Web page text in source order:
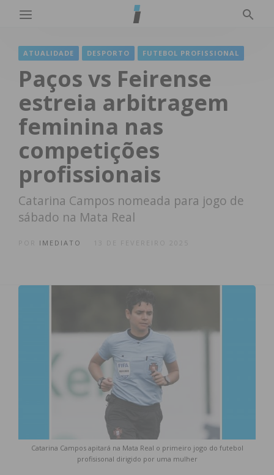
ATUALIDADE DESPORTO FUTEBOL PROFISSIONAL
Paços vs Feirense
estreia arbitragem
feminina nas
competições
profissionais
Catarina Campos nomeada para jogo de
sábado na Mata Real
IMEDIATO
Catarina Campos apitará na Mata Real o primeiro jogo do futebol
profisisonal dirigido por uma mulher